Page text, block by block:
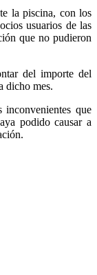
la piscina, con los
usuarios de las
que no pudieron
del importe del
dicho mes.
inconvenientes que
podido causar a